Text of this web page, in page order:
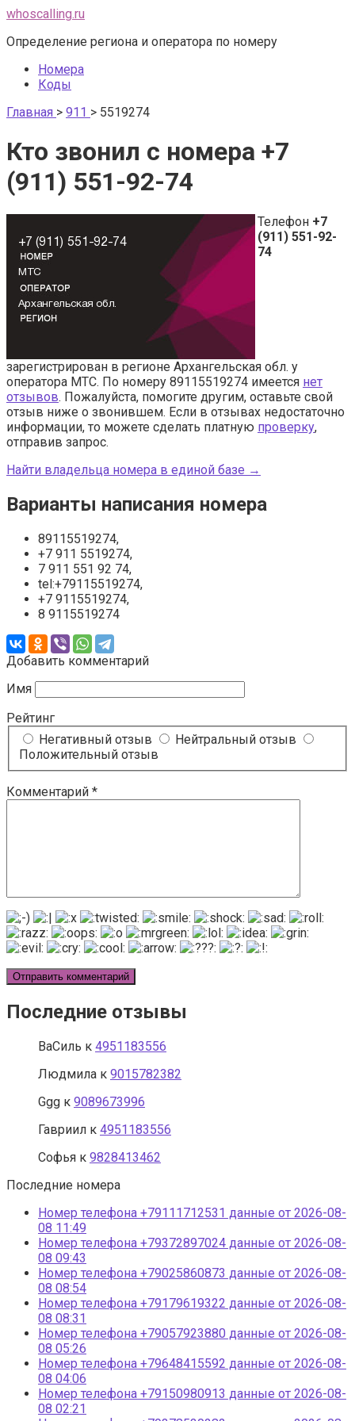
Перейти
контенту
whoscalling.ru
Определение региона и оператора по номеру
Номера
Коды
Главная > 911 > 5519274
Кто звонил с номера +7
(911) 551-92-74
Телефон +7
(911) 551-92-
74
зарегистрирован в регионе Архангельская обл. у
оператора МТС. По номеру 89115519274 имеется нет
отзывов. Пожалуйста, помогите другим, оставьте свой
отзыв ниже о звонившем. Если в отзывах недостаточно
информации, то можете сделать платную проверку,
отправив запрос.
Найти владельца номера в единой базе →
Варианты написания номера
89115519274,
+7 911 5519274,
7 911 551 92 74,
tel:+79115519274,
+7 9115519274,
8 9115519274
Добавить комментарий
Имя
Рейтинг
Негативный отзыв
Нейтральный отзыв
Положительный отзыв
Комментарий *
Последние отзывы
ВаСиль к 4951183556
Людмила к 9015782382
Ggg к 9089673996
Гавриил к 4951183556
Софья к 9828413462
Последние номера
Номер телефона +79111712531 данные от 2026-08-
08 11:49
Номер телефона +79372897024 данные от 2026-08-
08 09:43
Номер телефона +79025860873 данные от 2026-08-
08 08:54
Номер телефона +79179619322 данные от 2026-08-
08 08:31
Номер телефона +79057923880 данные от 2026-08-
08 05:26
Номер телефона +79648415592 данные от 2026-08-
08 04:06
Номер телефона +79150980913 данные от 2026-08-
08 02:21